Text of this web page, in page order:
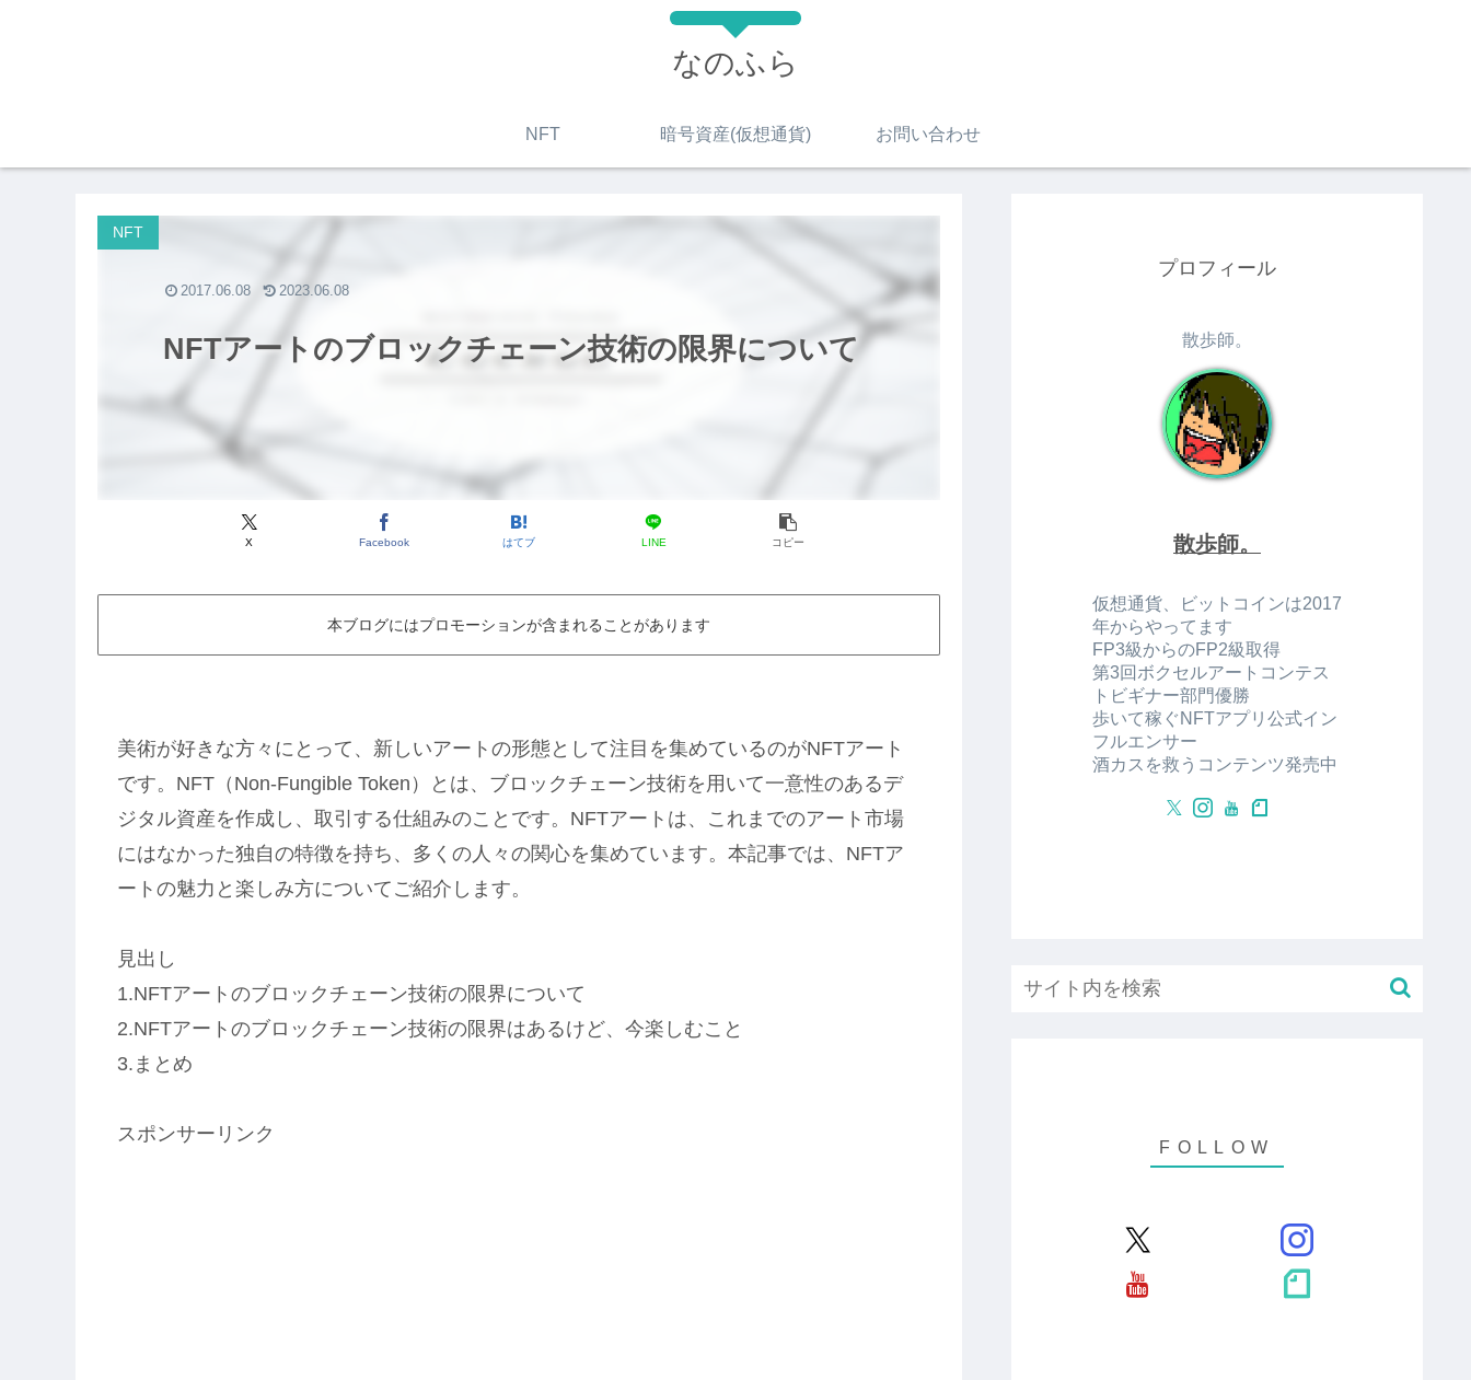
なのふら
NFT 暗号資産(仮想通貨) お問い合わせ
NFTアートのブロックチェーン技術の限界について
NFT
X Facebook はてブ LINE コピー
2017.06.08 2023.06.08
本ブログにはプロモーションが含まれることがあります
美術が好きな方々にとって、新しいアートの形態として注目を集めているのがNFTアート
です。NFT（Non-Fungible Token）とは、ブロックチェーン技術を用いて一意性のあるデ
ジタル資産を作成し、取引する仕組みのことです。NFTアートは、これまでのアート市場
にはなかった独自の特徴を持ち、多くの人々の関心を集めています。本記事では、NFTア
ートの魅力と楽しみ方についてご紹介します。
見出し
1.NFTアートのブロックチェーン技術の限界について
2.NFTアートのブロックチェーン技術の限界はあるけど、今楽しむこと
3.まとめ
スポンサーリンク
プロフィール
散歩師。
散歩師。
仮想通貨、ビットコインは2017
年からやってます
FP3級からのFP2級取得
第3回ボクセルアートコンテス
トビギナー部門優勝
歩いて稼ぐNFTアプリ公式イン
フルエンサー
酒カスを救うコンテンツ発売中